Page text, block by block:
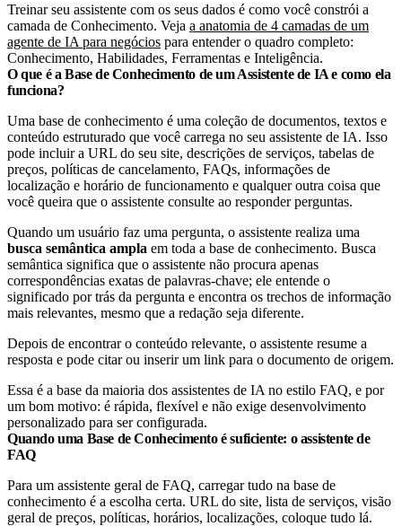
Treinar seu assistente com os seus dados é como você constrói a
camada de Conhecimento. Veja a anatomia de 4 camadas de um
agente de IA para negócios para entender o quadro completo:
Conhecimento, Habilidades, Ferramentas e Inteligência.
O que é a Base de Conhecimento de um Assistente de IA e como ela
funciona?
Uma base de conhecimento é uma coleção de documentos, textos e
conteúdo estruturado que você carrega no seu assistente de IA. Isso
pode incluir a URL do seu site, descrições de serviços, tabelas de
preços, políticas de cancelamento, FAQs, informações de
localização e horário de funcionamento e qualquer outra coisa que
você queira que o assistente consulte ao responder perguntas.
Quando um usuário faz uma pergunta, o assistente realiza uma
busca semântica ampla em toda a base de conhecimento. Busca
semântica significa que o assistente não procura apenas
correspondências exatas de palavras-chave; ele entende o
significado por trás da pergunta e encontra os trechos de informação
mais relevantes, mesmo que a redação seja diferente.
Depois de encontrar o conteúdo relevante, o assistente resume a
resposta e pode citar ou inserir um link para o documento de origem.
Essa é a base da maioria dos assistentes de IA no estilo FAQ, e por
um bom motivo: é rápida, flexível e não exige desenvolvimento
personalizado para ser configurada.
Quando uma Base de Conhecimento é suficiente: o assistente de
FAQ
Para um assistente geral de FAQ, carregar tudo na base de
conhecimento é a escolha certa. URL do site, lista de serviços, visão
geral de preços, políticas, horários, localizações, coloque tudo lá.